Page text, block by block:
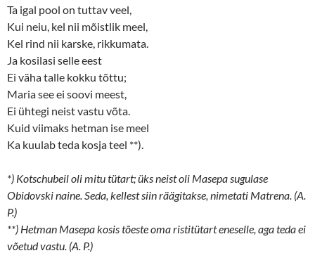
Ta igal pool on tuttav veel,
Kui neiu, kel nii mõistlik meel,
Kel rind nii karske, rikkumata.
Ja kosilasi selle eest
Ei väha talle kokku tõttu;
Maria see ei soovi meest,
Ei ühtegi neist vastu võta.
Kuid viimaks hetman ise meel
Ka kuulab teda kosja teel **).
*) Kotschubeil oli mitu tütart; üks neist oli Masepa sugulase
Obidovski naine. Seda, kellest siin räägitakse, nimetati Matrena. (A.
P.)
**) Hetman Masepa kosis tõeste oma ristitütart eneselle, aga teda ei
võetud vastu. (A. P.)